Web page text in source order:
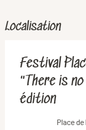
Localisation
Festival
"There is
édition
Place